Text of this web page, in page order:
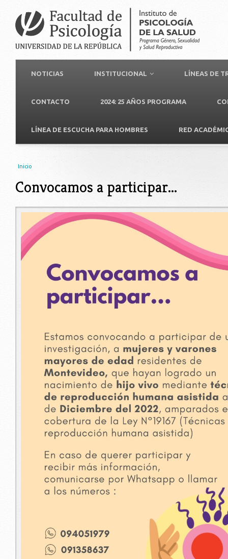
NOTICIAS INSTITUCIONAL LÍNEAS DE
CONTACTO 2024: 25 AÑOS PROGRAMA
LÍNEA DE ESCUCHA PARA HOMBRES RED
Usted está aquí
Inicio
Convocamos a participar...
convocatoria.jpeg